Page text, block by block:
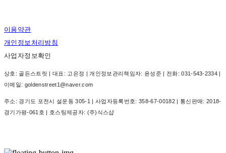
이용약관
개인정보처리방침
사업자정보확인
상호: 골든스트릿 | 대표: 고은정 | 개인정보관리책임자: 윤성준 | 전화: 031-543-2334 |
이메일: goldenstreet1@naver.com
주소: 경기도 포천시 설운동 305-1 | 사업자등록번호: 358-67-00182| 통신판매: 2018-
경기가평-061호 | 호스팅제공자: (주)식스샵